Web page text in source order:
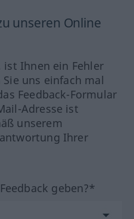
unseren Online
ist Ihnen ein Fehler
uns einfach mal
Feedback-Formular
Adresse ist
unserem
Ihrer
geben?*